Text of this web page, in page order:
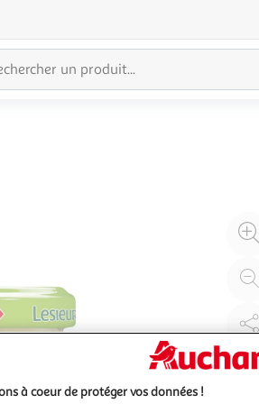
à coeur de protéger vos données !